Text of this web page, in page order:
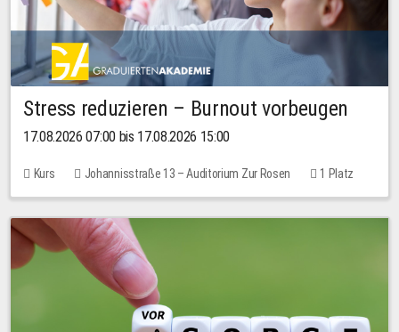
Stress reduzieren – Burnout vorbeugen
17.08.2026 07:00 bis 17.08.2026 15:00
Kurs Johannisstraße 13 – Auditorium Zur Rosen
1 Platz
10,00 EUR